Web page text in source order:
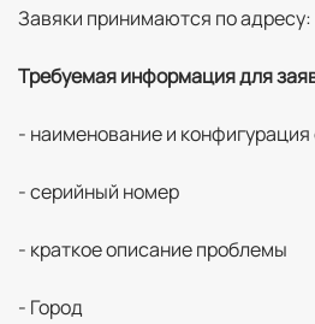
Завяки принимаются по адресу:
Требуемая информация для
- наименование и
- серийный номер
- краткое описание проблемы
- Город